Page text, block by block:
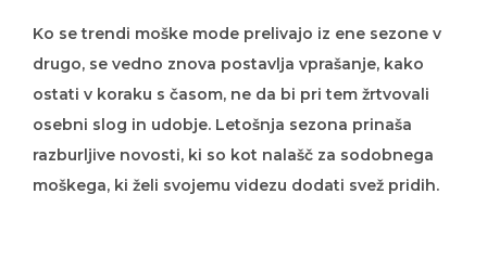
Ko se trendi moške mode prelivajo iz ene sezone v
drugo, se vedno znova postavlja vprašanje, kako
ostati v koraku s časom, ne da bi pri tem žrtvovali
osebni slog in udobje. Letošnja sezona prinaša
razburljive novosti, ki so kot nalašč za sodobnega
moškega, ki želi svojemu videzu dodati svež pridih.